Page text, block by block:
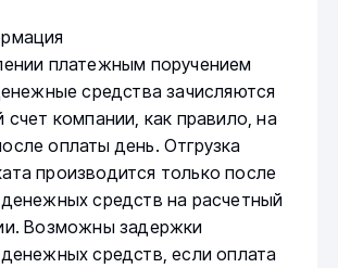
платежным поручением
средства зачисляются
счет компании, как правило, на
оплаты день. Отгрузка
производится только после
средств на расчетный
Возможны задержки
средств, если оплата